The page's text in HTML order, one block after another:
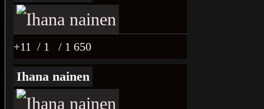
+11 / 1 / 1 650
Ihana nainen